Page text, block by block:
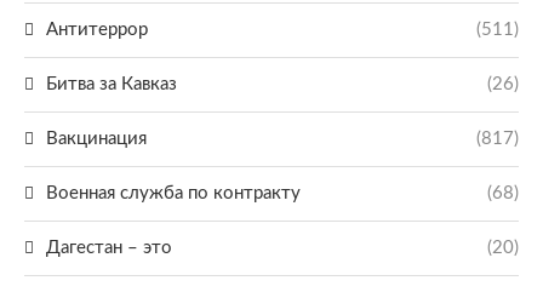
Антитеррор (511)
Битва за Кавказ (26)
Вакцинация (817)
Военная служба по контракту (68)
Дагестан – это (20)